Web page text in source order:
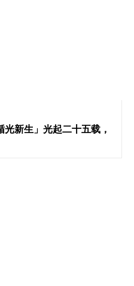
新生」光起二十五载，